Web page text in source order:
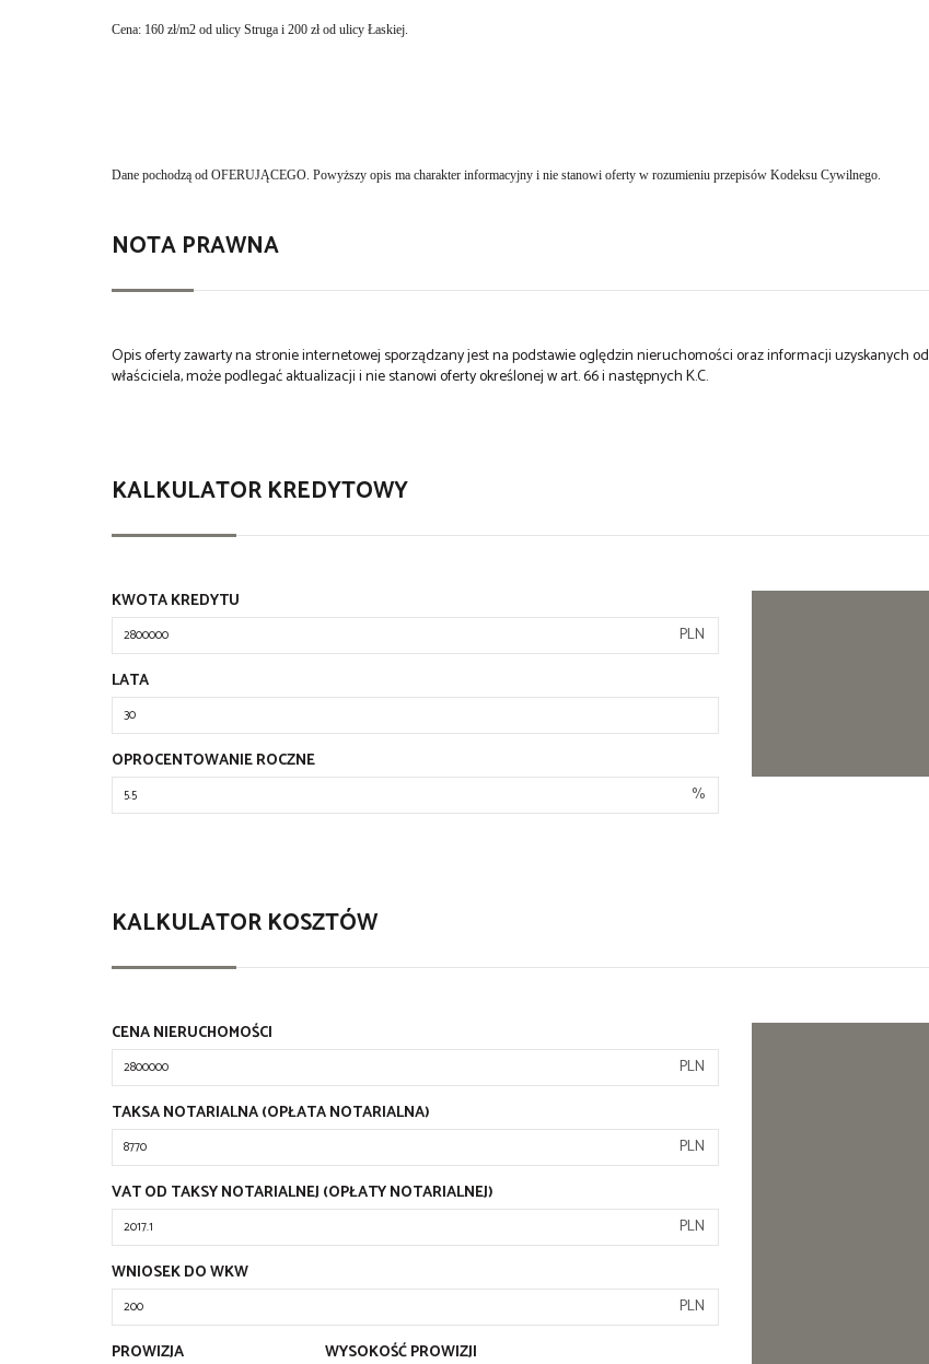
Cena: 160 zł/m2 od ulicy Struga i 200 zł od ulicy Łaskiej.
Dane pochodzą od OFERUJĄCEGO. Powyższy opis ma charakter informacyjny i nie stanowi oferty w rozumieniu przepisów Kodeksu Cywilnego.
NOTA PRAWNA
Opis oferty zawarty na stronie internetowej sporządzany jest na podstawie oględzin nieruchomości oraz informacji uzyskanych od
właściciela, może podlegać aktualizacji i nie stanowi oferty określonej w art. 66 i następnych K.C.
KALKULATOR KREDYTOWY
KWOTA KREDYTU
PLN
LATA
OPROCENTOWANIE ROCZNE
%
KALKULATOR KOSZTÓW
CENA NIERUCHOMOŚCI
PLN
TAKSA NOTARIALNA (OPŁATA NOTARIALNA)
PLN
VAT OD TAKSY NOTARIALNEJ (OPŁATY NOTARIALNEJ)
PLN
WNIOSEK DO WKW
PLN
PROWIZJA
WYSOKOŚĆ PROWIZJI